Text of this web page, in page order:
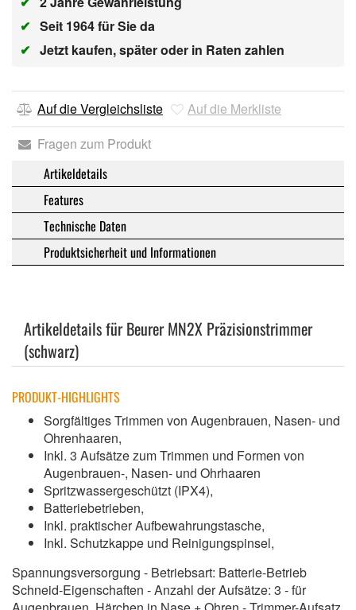
✔ Seit 1964 für Sie da
✔ Jetzt kaufen, später oder in Raten zahlen
Auf die Vergleichsliste
Auf die Merkliste
Fragen zum Produkt
Artikeldetails
Features
Technische Daten
Produktsicherheit und Informationen
Artikeldetails für Beurer MN2X Präzisionstrimmer
(schwarz)
PRODUKT-HIGHLIGHTS
Sorgfältiges Trimmen von Augenbrauen, Nasen- und
Ohrenhaaren,
Inkl. 3 Aufsätze zum Trimmen und Formen von
Augenbrauen-, Nasen- und Ohrhaaren
Spritzwassergeschützt (IPX4),
Batteriebetrieben,
Inkl. praktischer Aufbewahrungstasche,
Inkl. Schutzkappe und Reinigungspinsel,
Spannungsversorgung - Betriebsart: Batterie-Betrieb
Schneid-Eigenschaften - Anzahl der Aufsätze: 3 - für